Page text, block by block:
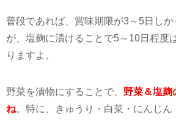
普段であれば、賞味期限が3～ 5日し
が、塩麹に漬けることで5～ 10日程度
りますよ。
野菜を漬物にすることで、 野菜＆塩麹
ね 。特に、きゅうり・白菜・にんじ